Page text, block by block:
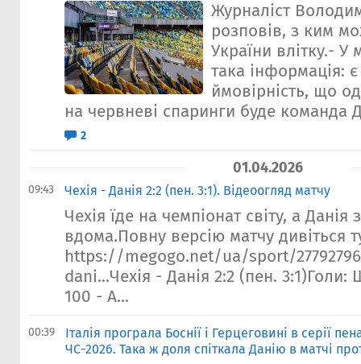
Журналіст
розповів, з ким
України влітку.- У
така інформація:
ймовірність, що
на червневі спаринги буде команда
2
01.04.2026
09:43 Чехія - Данія 2:2 (пен. 3:1). Відеоогляд матчу
Чехія їде на чемпіонат світу, а Данія
вдома.Повну версію матчу дивіться
https://megogo.net/ua/sport/
dani...Чехія - Данія 2:2 (пен. 3:1)Голи:
100 - А...
00:39
Італія програла Боснії і Герцеговині в серії
ЧС-2026. Така ж доля спіткала Данію в матчі